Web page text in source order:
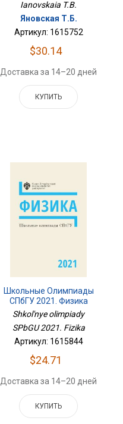
Ianovskaia T.B.
Яновская Т.Б.
Артикул: 1615752
$30.14
Доставка за 14–20 дней
КУПИТЬ
Школьные Олимпиады
СПбГУ 2021. Физика
Shkol'nye olimpiady
SPbGU 2021. Fizika
Артикул: 1615844
$24.71
Доставка за 14–20 дней
КУПИТЬ